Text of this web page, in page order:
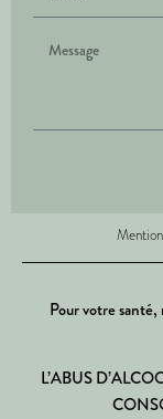
Pour votre
L’ABUS